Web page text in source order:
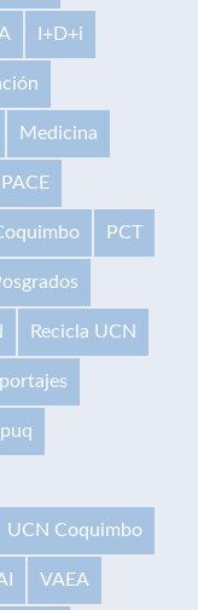
I+D+i
Medicina
PACE
PCT
Recicla UCN
UCN Coquimbo
VAEA